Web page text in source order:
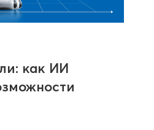
как ИИ